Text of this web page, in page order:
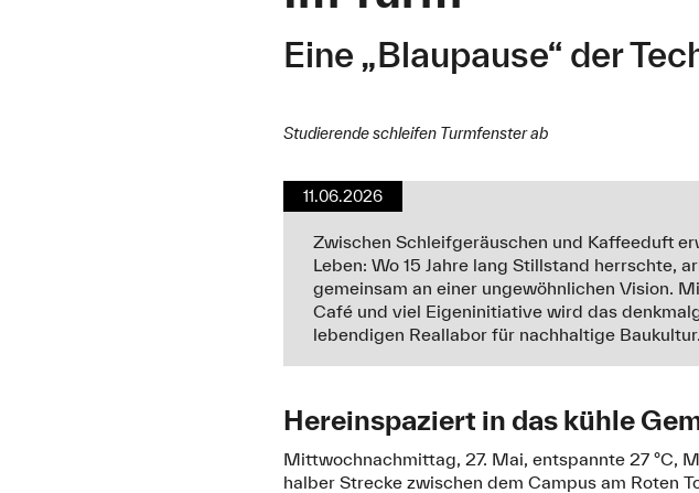
Eine „Blaupause“ der
Studierende schleifen Turmfenster ab
11.06.2026
Zwischen Schleifgeräuschen und Kaffeeduft
Leben: Wo 15 Jahre lang Stillstand herrschte,
gemeinsam an einer ungewöhnlichen Vision.
Café und viel Eigeninitiative wird das
lebendigen Reallabor für nachhaltige Baukultur.
Hereinspaziert in das kühle
Mittwochnachmittag, 27. Mai, entspannte 27 °C,
halber Strecke zwischen dem Campus am Roten